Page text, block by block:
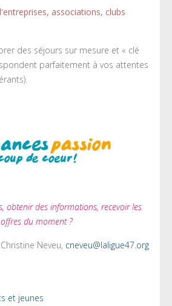
associations, clubs
des séjours sur mesure et « clé
parfaitement à vos attentes
obtenir des informations, recevoir les
offres du moment ?
Neveu, cneveu@laligue47.org
et jeunes